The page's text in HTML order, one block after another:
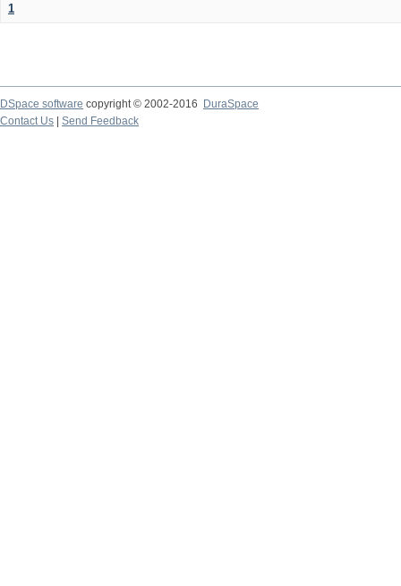
1
DSpace software copyright © 2002-2016
DuraSpace
Contact Us
Send Feedback